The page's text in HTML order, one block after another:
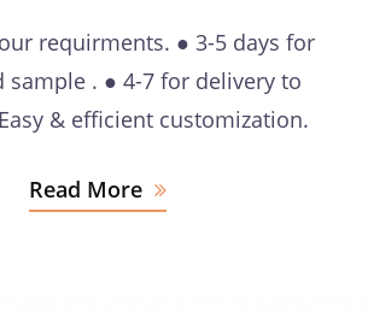
requirments. ● 3-5 days for
sample . ● 4-7 for delivery to
& efficient customization.
Read More